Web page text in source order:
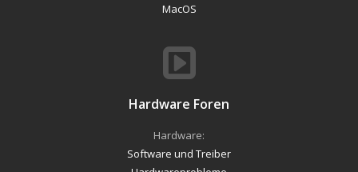
MacOS
Hardware Foren
Hardware:
Software und Treiber